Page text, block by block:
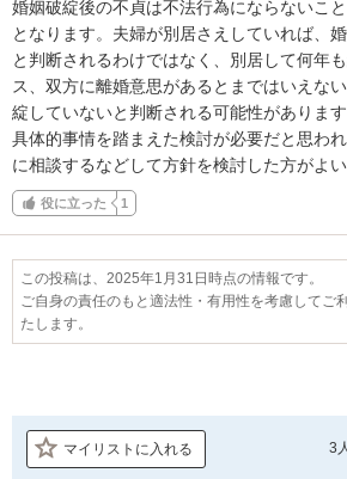
婚姻破綻後の不貞は不法行為にならないこ
となります。夫婦が別居さえしていれば、
と判断されるわけではなく、別居して何年
ス、双方に離婚意思があるとまではいえな
綻していないと判断される可能性があります
具体的事情を踏まえた検討が必要だと思わ
に相談するなどして方針を検討した方がよい
役に立った 1
この投稿は、2025年1月31日時点の情報です。
ご自身の責任のもと適法性・有用性を考慮してご
たします。
マイリストに入れる 3